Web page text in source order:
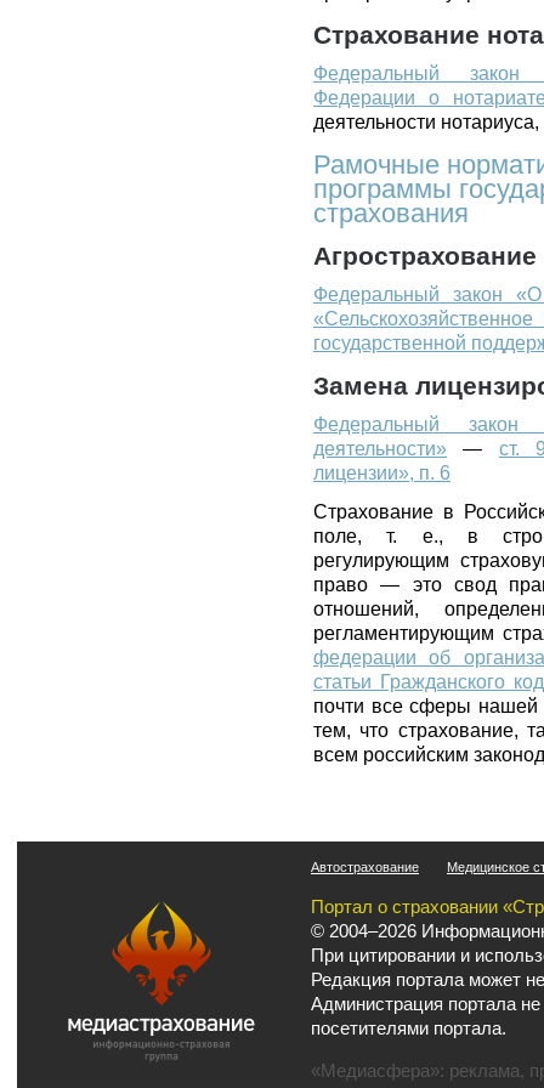
Страхование
Федеральный закон
Федерации о
деятельности
Рамочные
программы
страхования
Агрострахование
Федеральный закон «О
государственной
Замена
Федеральный закон
деятельности» — ст.
лицензии», п. 6
Страхование в
поле, т. е., в
регулирующим
право — это свод
отношений,
регламентирующим
федерации об
статьи Гражданского
почти все сферы нашей
тем, что страхование,
всем российским
Автострахование Медицинское
Портал о страховании
© 2004–2026
При цитировании и
Редакция портала может
Администрация портала
посетителями портала.
«Медиасфера»: реклама,